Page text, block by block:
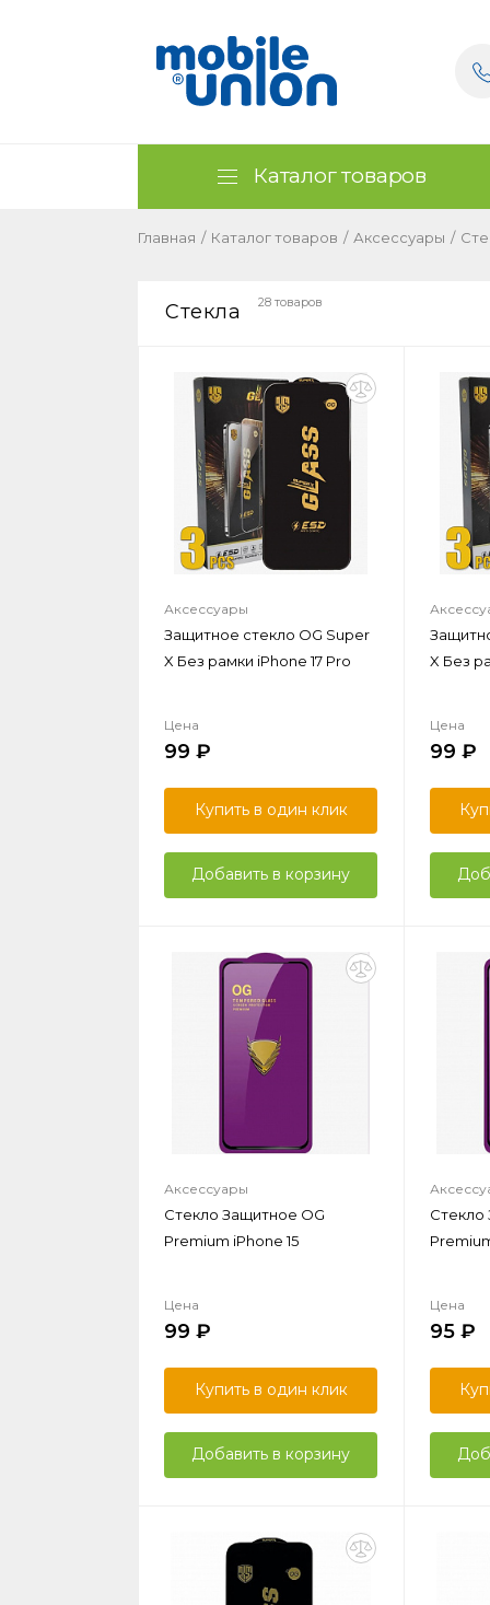
Каталог товаров
Главная / Каталог товаров / Аксессуары /
Стекла 28 товаров
Аксессуары
Защитное стекло OG Super
X Без рамки iPhone 17 Pro
Цена
99
Купить в один клик
Добавить в корзину
X Без
Цена
99
Аксессуары
Стекло Защитное OG
Premium iPhone 15
Цена
99
Купить в один клик
Добавить в корзину
Стекло
Цена
95